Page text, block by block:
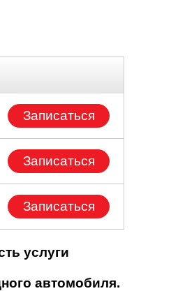
Записаться
Записаться
Записаться
услуги
автомобиля.